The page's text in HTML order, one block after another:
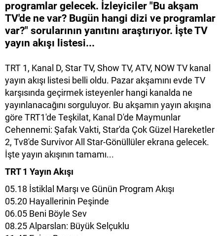
programlar gelecek. İzleyiciler "Bu akşam
TV'de ne var? Bugün hangi dizi ve programlar
var?" sorularının yanıtını araştırıyor. İşte TV
yayın akışı listesi...
TRT 1, Kanal D, Star TV, Show TV, ATV, NOW TV kanal
yayın akışı listesi belli oldu. Pazar akşamını evde TV
karşısında geçirmek isteyenler hangi kanalda ne
yayınlanacağını sorguluyor. Bu akşamın yayın akışına
göre TRT1'de Teşkilat, Kanal D'de Maymunlar
Cehennemi: Şafak Vakti, Star'da Çok Güzel Hareketler
2, Tv8'de Survivor All Star-Gönüllüler ekrana gelecek.
İşte yayın akışının tamamı...
TRT 1 Yayın Akışı
05.18 İstiklal Marşı ve Günün Program Akışı
05.20 Hayallerinin Peşinde
06.05 Beni Böyle Sev
08.25 Alparslan: Büyük Selçuklu